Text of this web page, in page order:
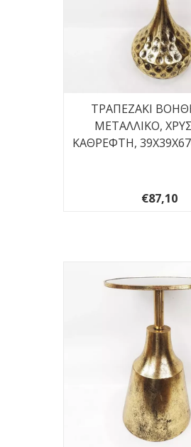
ΤΡΑΠΕΖΑΚΙ
ΜΕΤΑΛΛΙΚΟ,
ΚΑΘΡΕΦΤΗ,
€87,10